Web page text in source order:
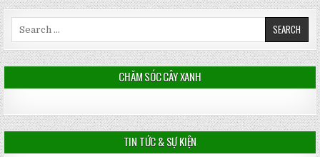
CHĂM SÓC CÂY XANH
TIN TỨC & SỰ KIỆN